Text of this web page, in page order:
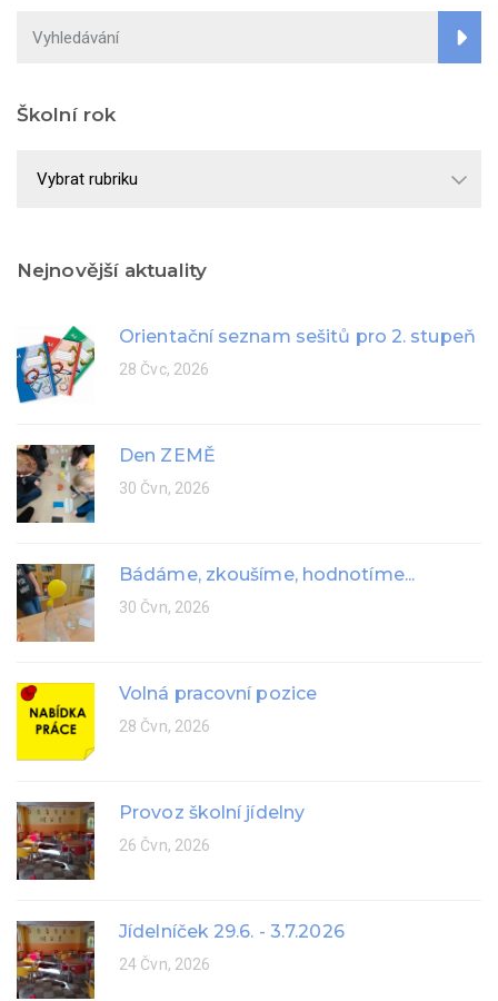
Školní rok
Nejnovější aktuality
Orientační seznam sešitů pro 2. stupeň
28 Čvc, 2026
Den ZEMĚ
30 Čvn, 2026
Bádáme, zkoušíme, hodnotíme...
30 Čvn, 2026
Volná pracovní pozice
28 Čvn, 2026
Provoz školní jídelny
26 Čvn, 2026
Jídelníček 29.6. - 3.7.2026
24 Čvn, 2026